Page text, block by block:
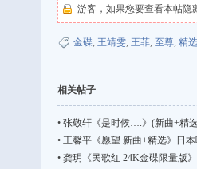
游客，如果您要查看本帖隐
金碟, 王靖雯, 王菲, 至尊, 精选
相关帖子
• 张敬轩《是时候….》(新曲+精选
• 王馨平《愿望 新曲+精选》日
• 龚玥《民歌红 24K金碟限量版》